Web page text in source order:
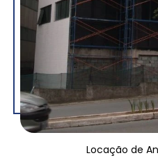
Locação de